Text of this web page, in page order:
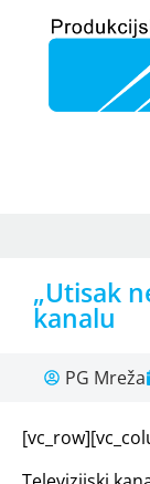
„Utisak
kanalu
PG Mreža